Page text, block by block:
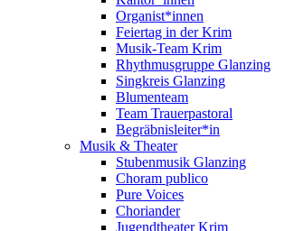
Organist*innen
Feiertag in der Krim
Musik-Team Krim
Rhythmusgruppe Glanzing
Singkreis Glanzing
Blumenteam
Team Trauerpastoral
Begräbnisleiter*in
Musik & Theater
Stubenmusik Glanzing
Choram publico
Pure Voices
Choriander
Jugendtheater Krim